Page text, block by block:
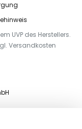
UVP des Herstellers.
Versandkosten